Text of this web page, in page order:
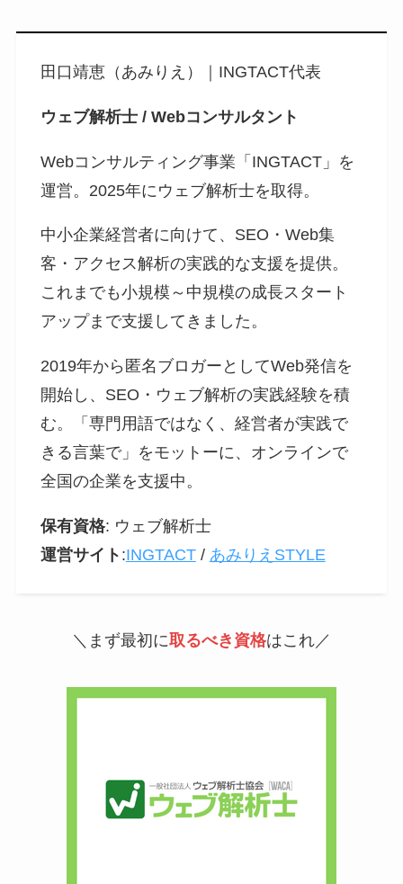
田口靖恵（あみりえ）｜INGTACT代表
ウェブ解析士 / Webコンサルタント
Webコンサルティング事業「INGTACT」を
運営。2025年にウェブ解析士を取得。
中小企業経営者に向けて、SEO・Web集
客・アクセス解析の実践的な支援を提供。
これまでも小規模～中規模の成長スタート
アップまで支援してきました。
2019年から匿名ブロガーとしてWeb発信を
開始し、SEO・ウェブ解析の実践経験を積
む。「専門用語ではなく、経営者が実践で
きる言葉で」をモットーに、オンラインで
全国の企業を支援中。
保有資格: ウェブ解析士
運営サイト :INGTACT/ あみりえSTYLE
＼まず最初に取るべき資格はこれ／